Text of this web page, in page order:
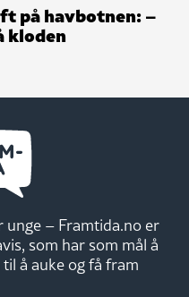
på havbotnen: –
kloden
– Framtida.no er
som har som mål å
å auke og få fram